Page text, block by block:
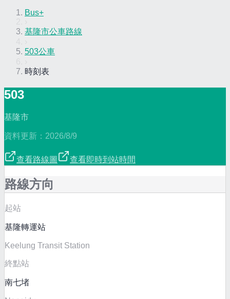
Bus+
基隆市公車路線
503公車
時刻表
503
基隆市
資料更新： 2026/8/9
查看路線圖 查看即時到站時間
路線方向
起站
基隆轉運站
Keelung Transit Station
終點站
南七堵